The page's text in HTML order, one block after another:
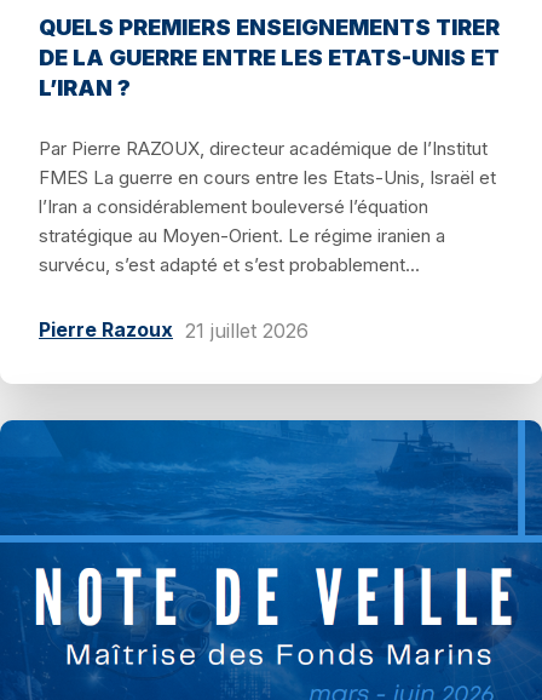
QUELS PREMIERS ENSEIGNEMENTS TIRER
DE LA GUERRE ENTRE LES ETATS-UNIS ET
L’IRAN ?
Par Pierre RAZOUX, directeur académique de l’Institut
FMES La guerre en cours entre les Etats-Unis, Israël et
l’Iran a considérablement bouleversé l’équation
stratégique au Moyen-Orient. Le régime iranien a
survécu, s’est adapté et s’est probablement...
Pierre Razoux 21 juillet 2026